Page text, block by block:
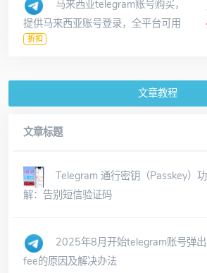
马来西亚telegram账号购买，
提供马来西亚账号登录，全平台可用
折扣
文章教程
文章标题
Telegram 通行密钥（Passkey）
解：告别短信验证码
2025年8月开始telegram账号弹
fee的原因及解决办法